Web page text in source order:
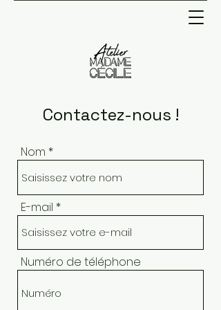
Contactez-nous !
Nom
E-mail
Numéro de téléphone